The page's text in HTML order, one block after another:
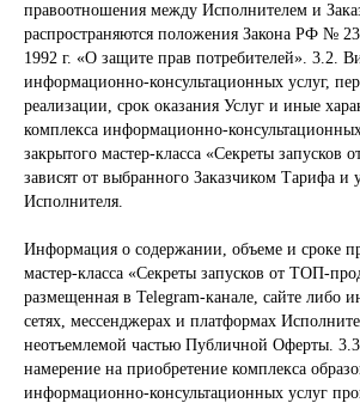
правоотношения между Исполнителем и
распространяются положения Закона РФ №
1992 г. «О защите прав потребителей». 3.2.
информационно-консультационных услуг,
реализации, срок оказания Услуг и иные
комплекса информационно-
закрытого мастер-класса «Секреты запусков
зависят от выбранного Заказчиком Тарифа и
Исполнителя.
Информация о содержании, объеме и сроке
мастер-класса «Секреты запусков от ТОП-
размещенная в Telegram-канале, сайте либо
сетях, мессенджерах и платформах
неотъемлемой частью Публичной Оферты.
намерение на приобретение комплекса
информационно-консультационных услуг